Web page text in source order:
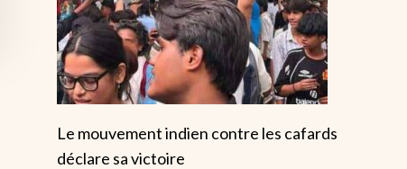
Le mouvement indien contre les cafards
déclare sa victoire